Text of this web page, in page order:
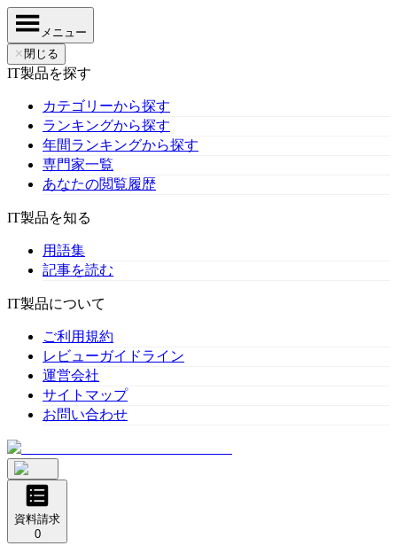
メニュー
✕ 閉じる
IT製品を探す
カテゴリーから探す
ランキングから探す
年間ランキングから探す
専門家一覧
あなたの閲覧履歴
IT製品を知る
用語集
記事を読む
IT製品について
ご利用規約
レビューガイドライン
運営会社
サイトマップ
お問い合わせ
資料請求
0